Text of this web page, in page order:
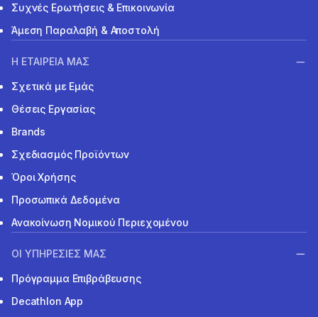
Συχνές Ερωτήσεις & Επικοινωνία
Άμεση Παραλαβή & Αποστολή
Η ΕΤΑΙΡΕΙΑ ΜΑΣ
Σχετικά με Εμάς
Θέσεις Εργασίας
Brands
Σχεδιασμός Προϊόντων
Όροι Χρήσης
Προσωπικά Δεδομένα
Ανακοίνωση Νομικού Περιεχομένου
ΟΙ ΥΠΗΡΕΣΙΕΣ ΜΑΣ
Πρόγραμμα Επιβράβευσης
Decathlon App